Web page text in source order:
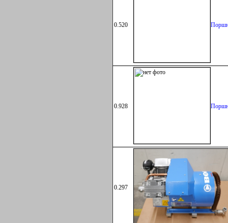
0.520
0.928
0.297